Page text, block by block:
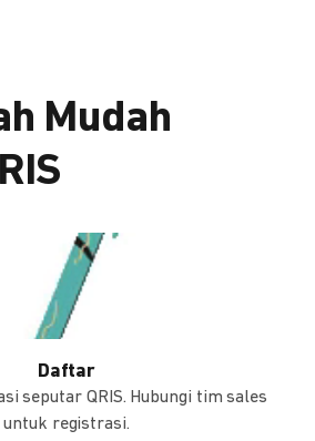
Mudah
Daftar
seputar QRIS. Hubungi tim sales
untuk registrasi.